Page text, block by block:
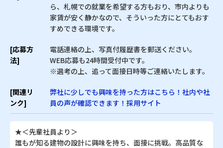
ら、札幌での就業を希望する方もおり、市内よりも
家賃が安く静かなので、そういった方にとてもおす
すめできる環境です。
[応募方
法]
電話連絡の上、写真付履歴書を郵送ください。
WEB応募も24時間受付中です。
※選考の上、追って面接日時等ご連絡いたします。
[関連リ
ンク]
弊社に少しでも興味を持った方はこちら！社内や社
員の声が確認できます！採用サイト
★＜先輩社員より＞
誰もが知る建物の設計に興味を持ち、面接に挑戦。高品質な